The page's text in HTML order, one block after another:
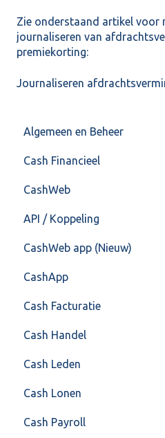
Zie onderstaand artikel voor
journaliseren van
premiekorting:
Journaliseren
Algemeen en Beheer
Bank(koppeling)
Import/Export
Postbus
Training & Consultancy
Overig
Cash Financieel
Boekhoud
Fiscaal
Overig
CashWeb
CashHero Layout
Mailen vanuit CASHWeb
Algemeen gebruik
API / Koppeling
Algemeen
Api 3.0 (SOAP API)
API 4.0 (REST API)
CashWeb app (Nieuw)
Veel gestelde vragen
CashApp
Cash Facturatie
Factureren
Instellingen
Algemeen
Formulierlayout
Cash Handel
Inkoop
Verkoop
Voorraad
Cash Leden
Cash Lonen
Algemeen
Cash Payroll